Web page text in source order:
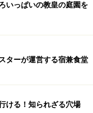
いっぱいの教皇の庭園を
ターが運営する宿兼食堂
ける！知られざる穴場